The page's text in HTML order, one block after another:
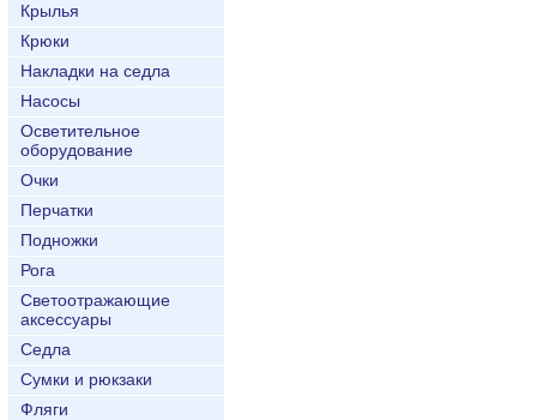
Крылья
Крюки
Накладки на седла
Насосы
Осветительное
оборудование
Очки
Перчатки
Подножки
Рога
Светоотражающие
аксессуары
Седла
Сумки и рюкзаки
Фляги